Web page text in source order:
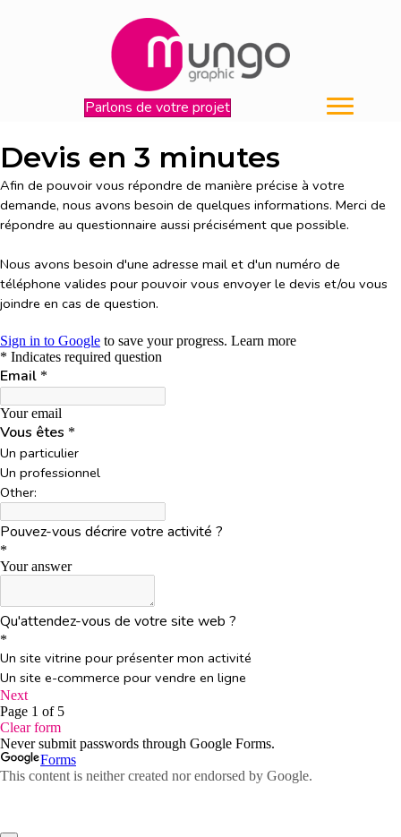
Parlons de votre projet